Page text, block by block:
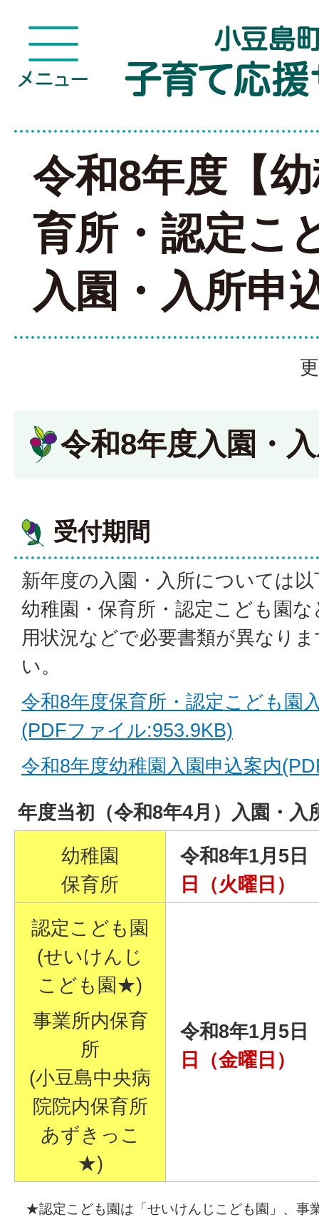
令和8年度【
育所・認定こ
入園・入所申
令和8年度入園・
受付期間
新年度の入園・入所については
幼稚園・保育所・認定こども園
用状況などで必要書類が異なり
い。
令和8年度保育所・認定こども園
(PDFファイル:953.9KB)
令和8年度幼稚園入園申込案内
年度当初（令和8年4月）入園・入
幼稚園
保育所
令和8年1月5日
日（火曜日）
認定こども園
(せいけんじ
こども園★)
事業所内保育
所
(小豆島中央病
院院内保育所
あずきっこ
★)
令和8年1月5日
日（金曜日）
★認定こども園は「せいけんじこども園」、事